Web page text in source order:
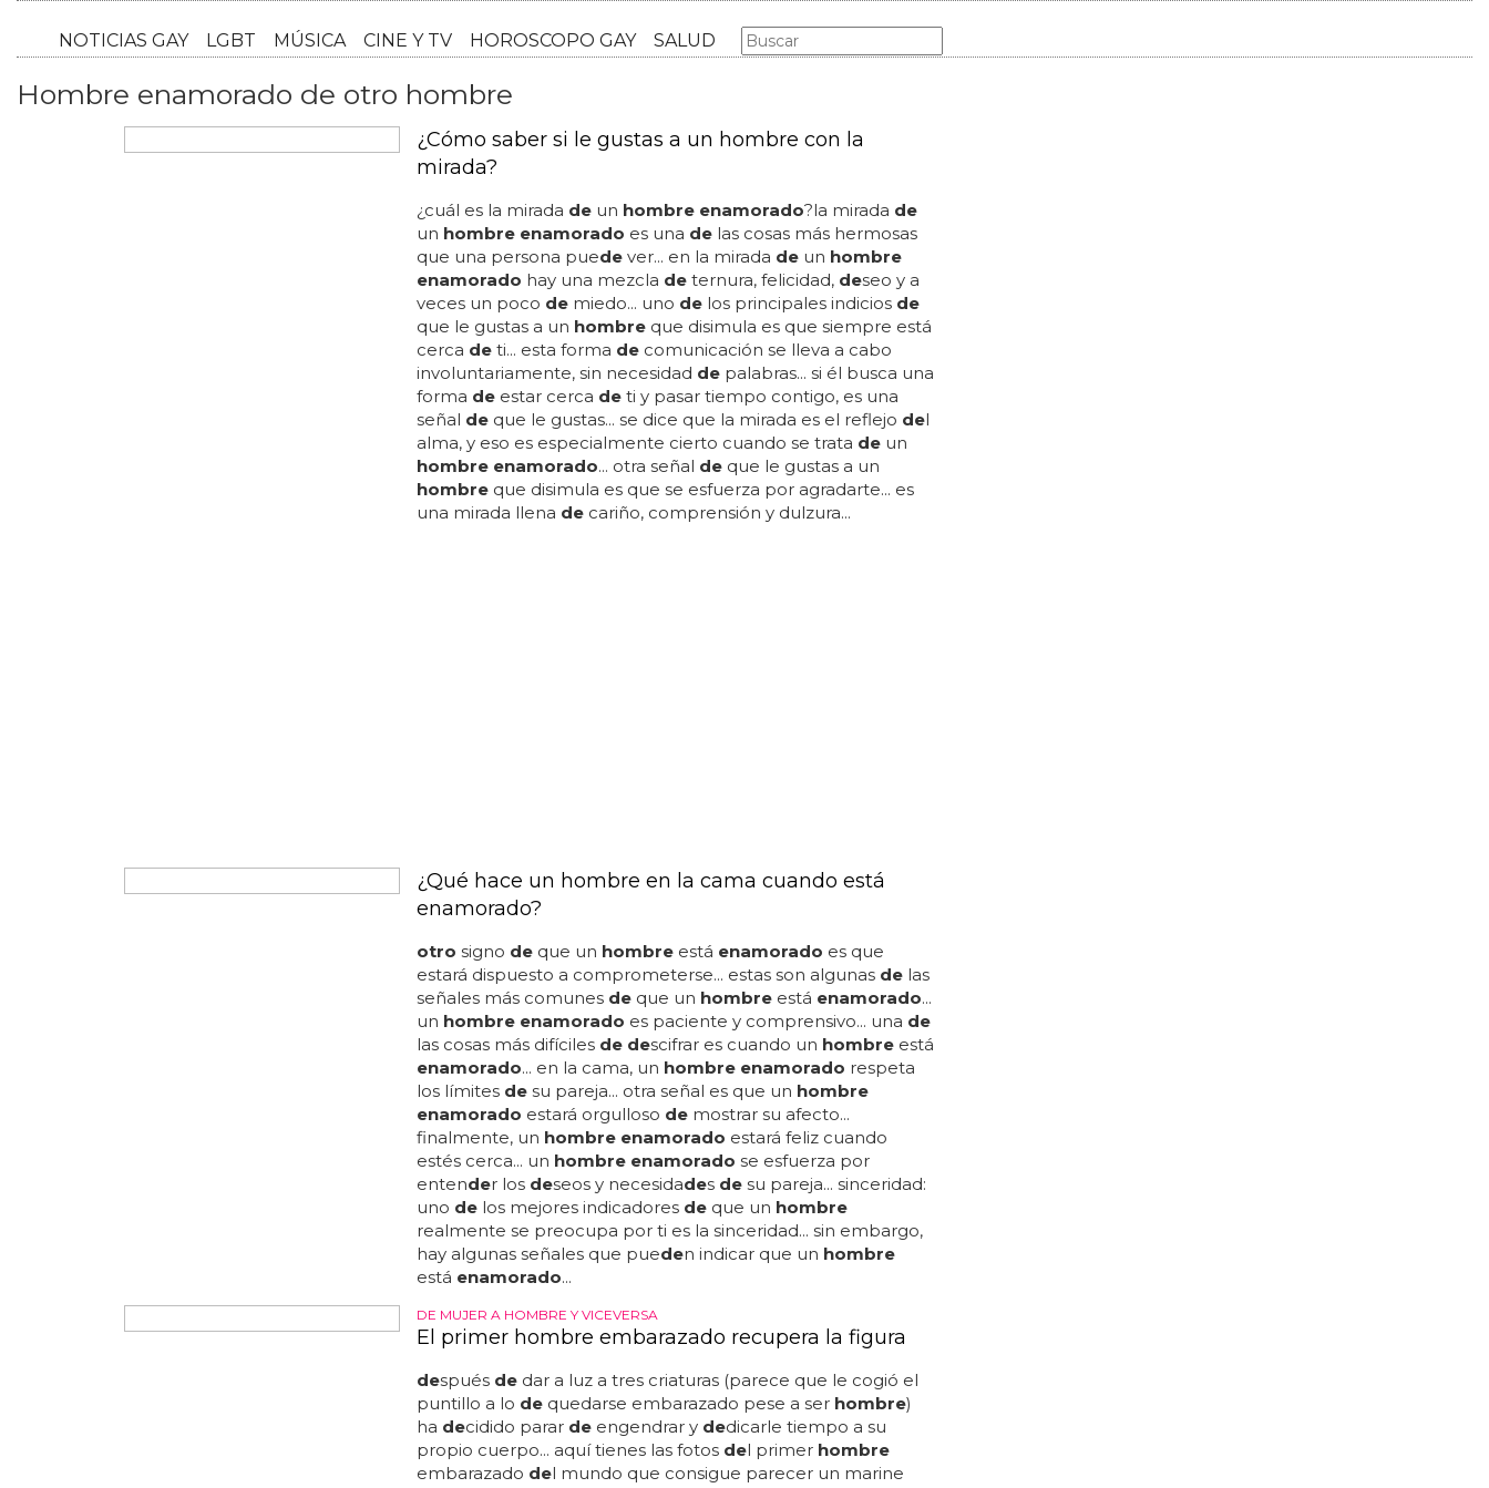
NOTICIAS GAY LGBT MÚSICA CINE Y TV
Hombre enamorado de otro hombre
¿Cómo saber si le gustas a un hombre con la
¿cuál es la miradadeunhombre enamorado?la miradade
unhombre enamorado es unade las cosas más hermosas
que una persona puedever... en la miradadeunhombre
enamoradohay una mezcladeternura, felicidad,deseo y a
veces un poco demiedo... unodelos principales indicios de
que le gustas a unhombreque disimula es que siempre está
cercadeti... esta formadecomunicación se lleva a cabo
involuntariamente, sin necesidaddepalabras... si él busca una
formadeestar cercadeti y pasar tiempo contigo, es una
señaldeque le gustas... se dice que la mirada es el reflejode
alma, y eso es especialmente cierto cuando se trata de
hombre enamorado... otra señaldeque le gustas a un
hombreque disimula es que se esfuerza por agradarte... es
¿Qué hace un hombre en la cama cuando está
otrosignodeque unhombreestáenamoradoes que
estará dispuesto a comprometerse... estas son algunasdelas
señales más comunesdeque unhombreestáenamorado...
un hombre enamorado es paciente y comprensivo... unade
las cosas más difícilesde descifrar es cuando unhombreestá
enamorado... en la cama, unhombre enamoradorespeta
los límitesde su pareja... otra señal es que unhombre
enamoradoestará orgullosodemostrar su afecto...
finalmente, unhombre enamoradoestará feliz cuando
estés cerca... unhombre enamoradose esfuerza por
entender losdeseos y necesida desdesu pareja... sinceridad:
unodelos mejores indicadoresdeque unhombre
realmente se preocupa por ti es la sinceridad... sin embargo,
hay algunas señales que pue
DE MUJER A HOMBRE Y VICEVERSA
despuésde dar a luz a tres criaturas (parece que le cogió el
puntillo a lo dequedarse embarazado pese a serhombre
hadecidido pararde engendrar ydedicarle tiempo a su
propio cuerpo... aquí tienes las fotosde l primer hombre